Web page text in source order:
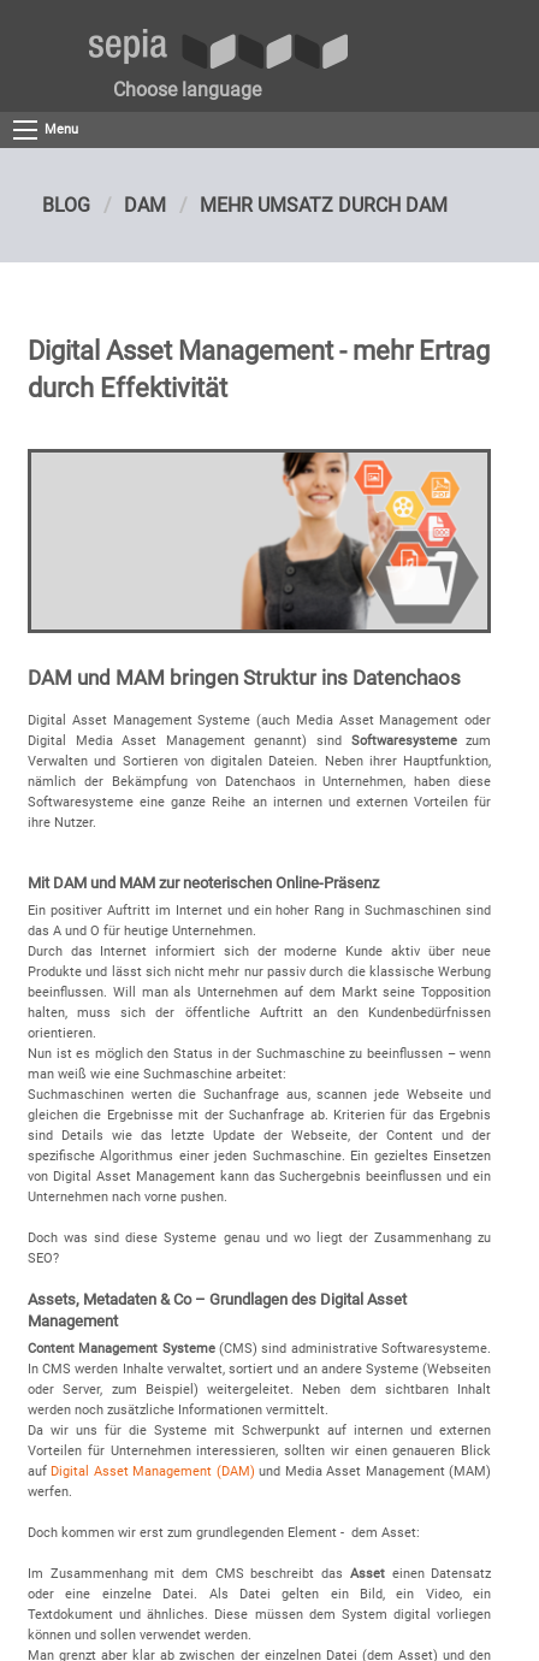
Choose language
Menu
BLOG DAM MEHR UMSATZ DURCH DAM
Digital Asset Management - mehr Ertrag
durch Effektivität
DAM und MAM bringen Struktur ins Datenchaos
Digital Asset Management Systeme (auch Media Asset Management oder
Digital Media Asset Management genannt) sind Softwaresystemezum
Verwalten und Sortieren von digitalen Dateien. Neben ihrer Hauptfunktion,
nämlich der Bekämpfung von Datenchaos in Unternehmen, haben diese
Softwaresysteme eine ganze Reihe an internen und externen Vorteilen für
ihre Nutzer.
Mit DAM und MAM zur neoterischen Online-Präsenz
Ein positiver Auftritt im Internet und ein hoher Rang in Suchmaschinen sind
das A und O für heutige Unternehmen.
Durch das Internet informiert sich der moderne Kunde aktiv über neue
Produkte und lässt sich nicht mehr nur passiv durch die klassische Werbung
beeinflussen. Will man als Unternehmen auf dem Markt seine Topposition
halten, muss sich der öffentliche Auftritt an den Kundenbedürfnissen
orientieren.
Nun ist es möglich den Status in der Suchmaschine zu beeinflussen – wenn
man weiß wie eine Suchmaschine arbeitet:
Suchmaschinen werten die Suchanfrage aus, scannen jede Webseite und
gleichen die Ergebnisse mit der Suchanfrage ab. Kriterien für das Ergebnis
sind Details wie das letzte Update der Webseite, der Content und der
spezifische Algorithmus einer jeden Suchmaschine. Ein gezieltes Einsetzen
von Digital Asset Management kann das Suchergebnis beeinflussen und ein
Unternehmen nach vorne pushen.
Doch was sind diese Systeme genau und wo liegt der Zusammenhang zu
SEO?
Assets, Metadaten & Co – Grundlagen des Digital Asset
Management
Content Management Systeme(CMS) sind administrative Softwaresysteme.
In CMS werden Inhalte verwaltet, sortiert und an andere Systeme (Webseiten
oder Server, zum Beispiel) weitergeleitet. Neben dem sichtbaren Inhalt
werden noch zusätzliche Informationen vermittelt.
Da wir uns für die Systeme mit Schwerpunkt auf internen und externen
Vorteilen für Unternehmen interessieren, sollten wir einen genaueren Blick
auf Digital Asset Management (DAM) und Media Asset Management (MAM)
werfen.
Doch kommen wir erst zum grundlegenden Element - dem Asset:
Im Zusammenhang mit dem CMS beschreibt das Asset einen Datensatz
oder eine einzelne Datei. Als Datei gelten ein Bild, ein Video, ein
Textdokument und ähnliches. Diese müssen dem System digital vorliegen
können und sollen verwendet werden.
Man grenzt aber klar ab zwischen der einzelnen Datei (dem Asset) und den